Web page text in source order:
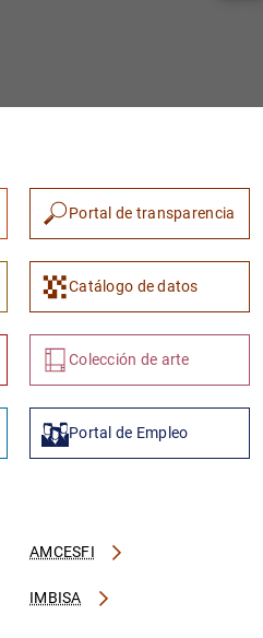
1 2
Portal de transparencia
Catálogo de datos
Colección de arte
Portal de Empleo
AMCESFI
IMBISA